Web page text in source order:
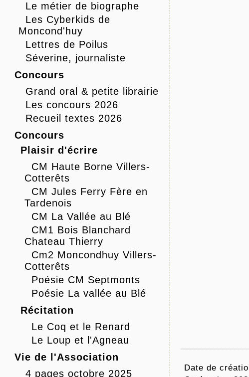
Le métier de biographe
Les Cyberkids de
Moncond'huy
Lettres de Poilus
Séverine, journaliste
Concours
Grand oral & petite librairie
Les concours 2026
Recueil textes 2026
Concours
Plaisir d'écrire
CM Haute Borne Villers-
Cotterêts
CM Jules Ferry Fère en
Tardenois
CM La Vallée au Blé
CM1 Bois Blanchard
Chateau Thierry
Cm2 Moncondhuy Villers-
Cotterêts
Poésie CM Septmonts
Poésie La vallée au Blé
Récitation
Le Coq et le Renard
Le Loup et l'Agneau
Vie de l'Association
4 pages octobre 2025
Date de